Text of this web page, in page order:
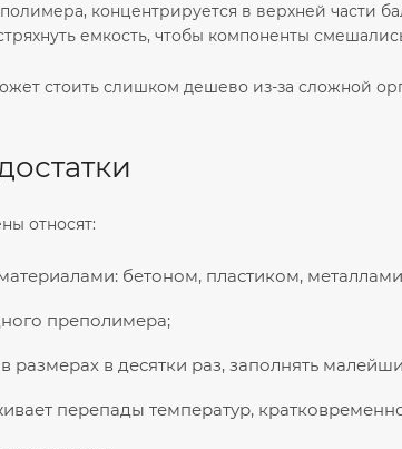
концентрируется в верхней части
емкость, чтобы компоненты
стоить слишком дешево из-за сложной
относят:
бетоном, пластиком,
преполимера;
размерах в десятки раз, заполнять
перепады температур,